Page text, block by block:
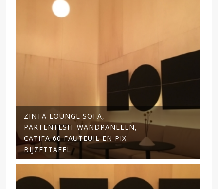
ZINTA LOUNGE SOFA,
PARTENTESIT WANDPANELEN,
CATIFA 60 FAUTEUIL EN PIX
BIJZETTAFEL